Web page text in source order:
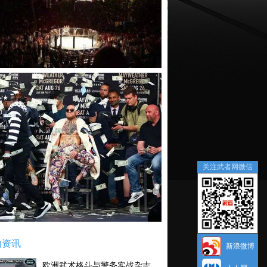
讯
关注武者网微信
新浪微博